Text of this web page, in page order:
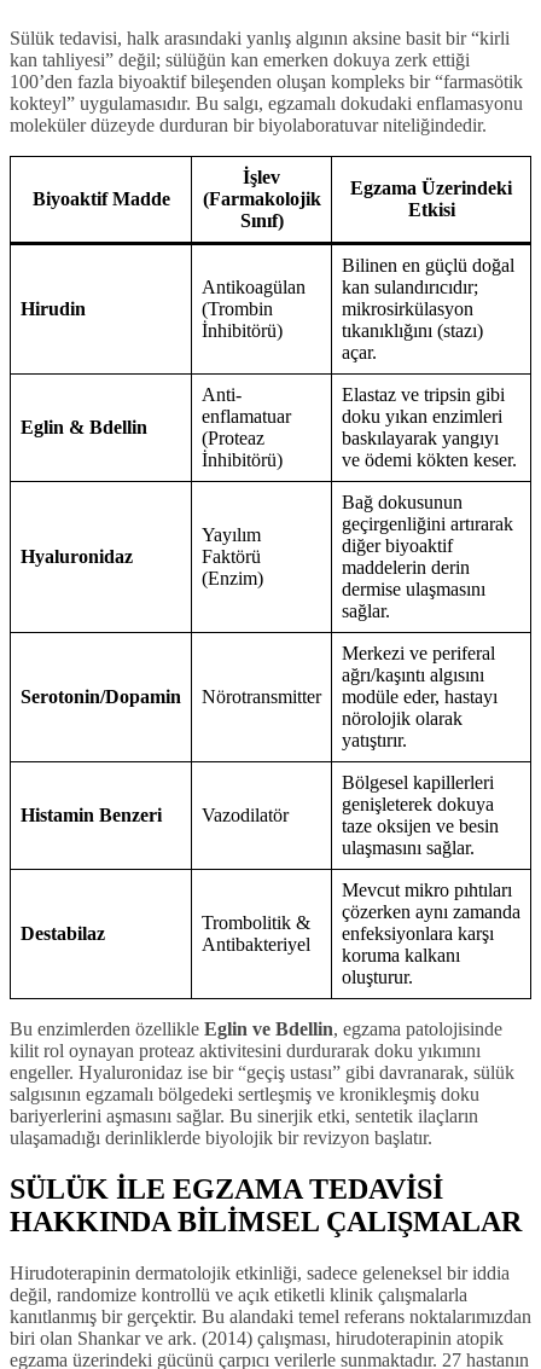
Sülük tedavisi, halk arasındaki yanlış algının aksine basit bir “kirli
kan tahliyesi” değil; sülüğün kan emerken dokuya zerk ettiği
100’den fazla biyoaktif bileşenden oluşan kompleks bir “farmasötik
kokteyl” uygulamasıdır. Bu salgı, egzamalı dokudaki enflamasyonu
moleküler düzeyde durduran bir biyolaboratuvar niteliğindedir.
Biyoaktif Madde
İşlev
(Farmakolojik
Sınıf)
Egzama Üzerindeki
Etkisi
Hirudin
Antikoagülan
(Trombin
İnhibitörü)
Bilinen en güçlü doğal
kan sulandırıcıdır;
mikrosirkülasyon
tıkanıklığını (stazı)
açar.
Eglin & Bdellin
Anti-
enflamatuar
(Proteaz
İnhibitörü)
Elastaz ve tripsin gibi
doku yıkan enzimleri
baskılayarak yangıyı
ve ödemi kökten keser.
Hyaluronidaz
Yayılım
Faktörü
(Enzim)
Bağ dokusunun
geçirgenliğini artırarak
diğer biyoaktif
maddelerin derin
dermise ulaşmasını
sağlar.
Serotonin/Dopamin Nörotransmitter
Merkezi ve periferal
ağrı/kaşıntı algısını
modüle eder, hastayı
nörolojik olarak
yatıştırır.
Histamin Benzeri Vazodilatör
Bölgesel kapillerleri
genişleterek dokuya
taze oksijen ve besin
ulaşmasını sağlar.
Destabilaz
Trombolitik &
Antibakteriyel
Mevcut mikro pıhtıları
çözerken aynı zamanda
enfeksiyonlara karşı
koruma kalkanı
oluşturur.
Bu enzimlerden özellikle Eglin ve Bdellin, egzama patolojisinde
kilit rol oynayan proteaz aktivitesini durdurarak doku yıkımını
engeller. Hyaluronidaz ise bir “geçiş ustası” gibi davranarak, sülük
salgısının egzamalı bölgedeki sertleşmiş ve kronikleşmiş doku
bariyerlerini aşmasını sağlar. Bu sinerjik etki, sentetik ilaçların
ulaşamadığı derinliklerde biyolojik bir revizyon başlatır.
SÜLÜK İLE EGZAMA TEDAVİSİ
HAKKINDA BİLİMSEL ÇALIŞMALAR
Hirudoterapinin dermatolojik etkinliği, sadece geleneksel bir iddia
değil, randomize kontrollü ve açık etiketli klinik çalışmalarla
kanıtlanmış bir gerçektir. Bu alandaki temel referans noktalarımızdan
biri olan Shankar ve ark. (2014) çalışması, hirudoterapinin atopik
egzama üzerindeki gücünü çarpıcı verilerle sunmaktadır. 27 hastanın